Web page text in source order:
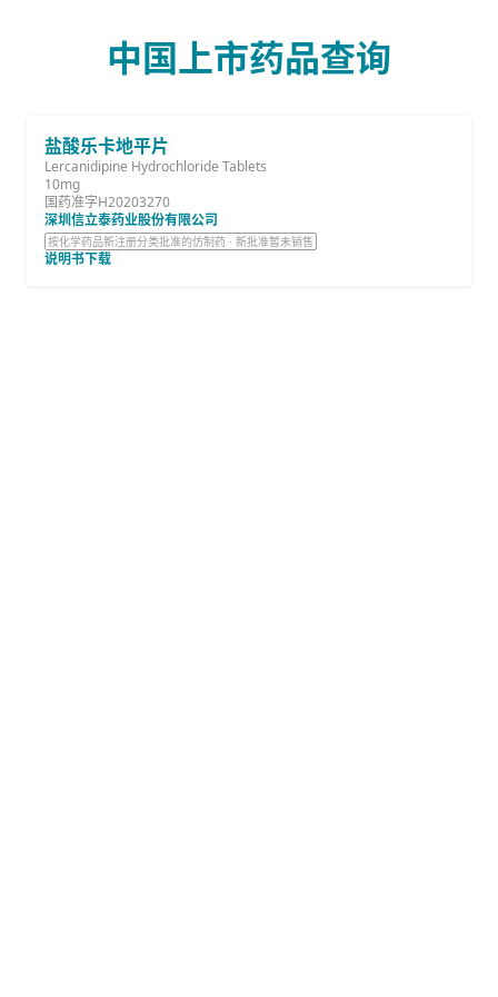
中国上市药品查询
盐酸乐卡地平片
Lercanidipine Hydrochloride Tablets
10mg
国药准字H20203270
深圳信立泰药业股份有限公司
按化学药品新注册分类批准的仿制药 · 新批准暂未销售
说明书下载